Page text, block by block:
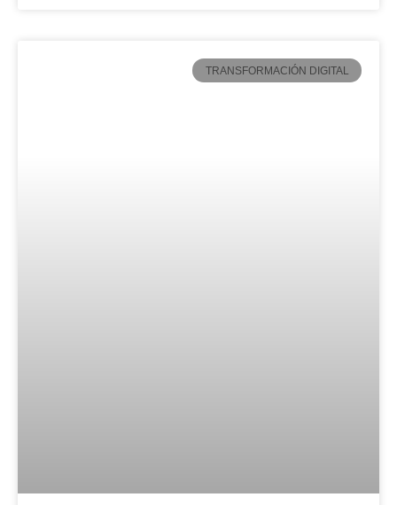
TRANSFORMACIÓN DIGITAL